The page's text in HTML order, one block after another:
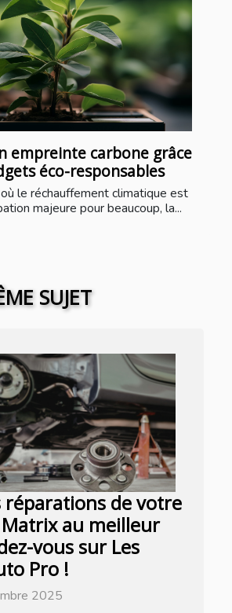
empreinte carbone grâce
éco-responsables
le réchauffement climatique est
majeure pour beaucoup, la...
SUJET
réparations de votre
au meilleur
vous sur Les
Pro !
2025